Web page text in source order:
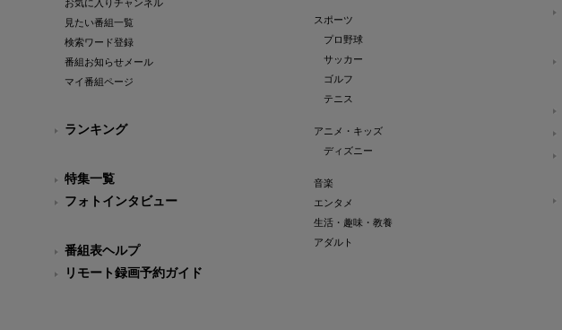
お気に入りチャンネル
見たい番組一覧
検索ワード登録
番組お知らせメール
マイ番組ページ
ランキング
特集一覧
フォトインタビュー
番組表ヘルプ
リモート録画予約ガイド
スポーツ
プロ野球
サッカー
ゴルフ
テニス
アニメ・キッズ
ディズニー
音楽
エンタメ
生活・趣味・教養
アダルト